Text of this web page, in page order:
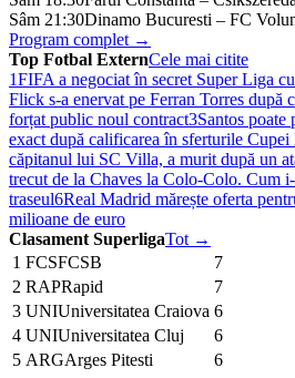
Sâm 21:30Dinamo Bucuresti – FC
Program complet →
Top Fotbal ExternCele mai citite
1FIFA a negociat în secret Super Liga
Flick s-a enervat pe Ferran Torres după
forțat public noul contract3Santos poate
exact după calificarea în sferturile
căpitanul lui SC Villa, a murit după un
trecut de la Chaves la Colo-Colo. Cum
traseul6Real Madrid mărește oferta
milioane de euro
Clasament SuperligaTot →
1 FCSFCSB
7
2 RAPRapid
7
3 UNIUniversitatea Craiova 6
4 UNIUniversitatea Cluj
6
5 ARGArges Pitesti 6